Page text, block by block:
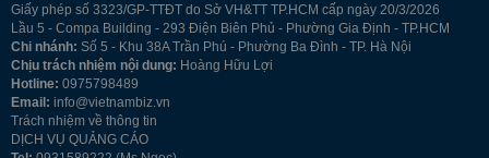
Giấy phép số 3323/GP-TTĐT do Sở VH&TT TP.HCM cấp ngày 20/3/2026
Lầu 5 - Compa Building - 293 Điện Biên Phủ - Phường Gia Định - TP.HCM
Chi nhánh: Số 5 - Khu 38A Trần Phú - Phường Ba Đình - TP. Hà Nội
Chịu trách nhiệm nội dung: Hoàng Hữu Lợi
Hotline: 0975798489
Email: info@vietnambiz.vn
Trách nhiệm về thông tin
DỊCH VỤ QUẢNG CÁO